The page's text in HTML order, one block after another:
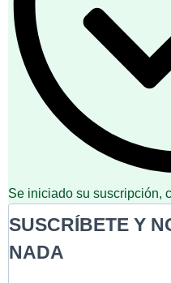
Se iniciado su suscripción,
SUSCRÍBETE Y
NADA